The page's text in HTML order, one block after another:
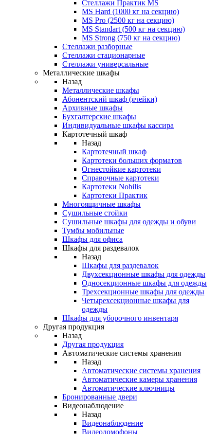
Стеллажи Практик MS
MS Hard (1000 кг на секцию)
MS Pro (2500 кг на секцию)
MS Standart (500 кг на секцию)
MS Strong (750 кг на секцию)
Стеллажи разборные
Стеллажи стационарные
Стеллажи универсальные
Металлические шкафы
Назад
Металлические шкафы
Абонентский шкаф (ячейки)
Архивные шкафы
Бухгалтерские шкафы
Индивидуальные шкафы кассира
Картотечный шкаф
Назад
Картотечный шкаф
Картотеки больших форматов
Огнестойкие картотеки
Справочные картотеки
Картотеки Nobilis
Картотеки Практик
Многоящичные шкафы
Сушильные стойки
Сушильные шкафы для одежды и обуви
Тумбы мобильные
Шкафы для офиса
Шкафы для раздевалок
Назад
Шкафы для раздевалок
Двухсекционные шкафы для одежды
Односекционные шкафы для одежды
Трехсекционные шкафы для одежды
Четырехсекционные шкафы для
одежды
Шкафы для уборочного инвентаря
Другая продукция
Назад
Другая продукция
Автоматические системы хранения
Назад
Автоматические системы хранения
Автоматические камеры хранения
Автоматические ключницы
Бронированные двери
Видеонаблюдение
Назад
Видеонаблюдение
Видеодомофоны